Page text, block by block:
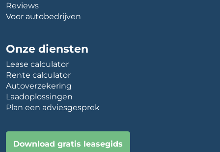
Reviews
Voor autobedrijven
Onze diensten
Lease calculator
Rente calculator
Autoverzekering
Laadoplossingen
Plan een adviesgesprek
Download gratis leasegids